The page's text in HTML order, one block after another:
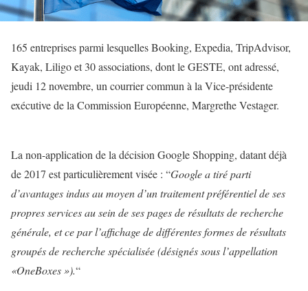
165 entreprises parmi lesquelles Booking, Expedia, TripAdvisor,
Kayak, Liligo et 30 associations, dont le GESTE, ont adressé,
jeudi 12 novembre, un courrier commun à la Vice-présidente
exécutive de la Commission Européenne, Margrethe Vestager.
La non-application de la décision Google Shopping, datant déjà
de 2017 est particulièrement visée : “Google a tiré parti
d’avantages indus au moyen d’un traitement préférentiel de ses
propres services au sein de ses pages de résultats de recherche
générale, et ce par l’affichage de différentes formes de résultats
groupés de recherche spécialisée (désignés sous l’appellation
«OneBoxes »).“